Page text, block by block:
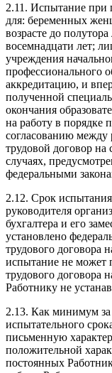
2.11. Испытание при
для: беременных
возрасте до
восемнадцати лет;
учреждения
профессионального
аккредитацию, и
полученной
окончания
на работу в порядке
согласованию
трудовой договор
случаях,
федеральными
2.12. Срок
руководителя
бухгалтера и его
установлено
трудового договора
испытание не может
трудового договора
Работнику не
2.13. Как минимум
испытательного
письменную
положительной
постоянных